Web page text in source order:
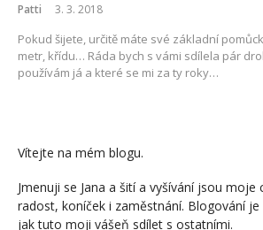
Patti 3. 3. 2018
Pokud šijete, určitě máte své základní
metr, křídu… Ráda bych s vámi sdílela pár
používám já a které se mi za ty roky…
Vítejte na mém blogu.
Jmenuji se Jana a šití a vyšívání jsou moje
radost, koníček i zaměstnání. Blogování
jak tuto moji vášeň sdílet s ostatními.